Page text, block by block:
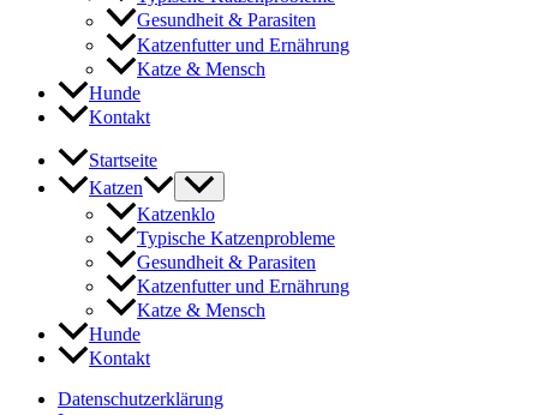
Gesundheit & Parasiten
Katzenfutter und Ernährung
Katze & Mensch
Hunde
Kontakt
Startseite
Katzen
Katzenklo
Typische Katzenprobleme
Gesundheit & Parasiten
Katzenfutter und Ernährung
Katze & Mensch
Hunde
Kontakt
Datenschutzerklärung